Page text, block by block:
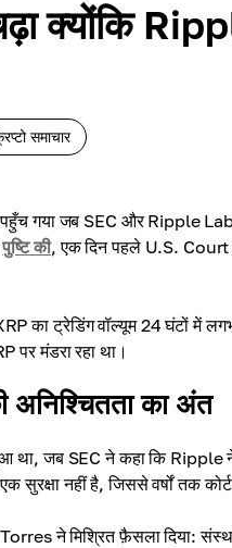
क्योंकि
समाचार
गया जब SEC और Ripple
पुष्टि की, एक दिन पहले U.S.
XRP का ट्रेडिंग वॉल्यूम 24 घंटों
पर मंडरा रहा था।
अनिश्चितता का अंत
जब SEC ने कहा कि Ripple
सुरक्षा नहीं है, जिससे वर्षों तक
ने मिश्रित फ़ैसला दिया: